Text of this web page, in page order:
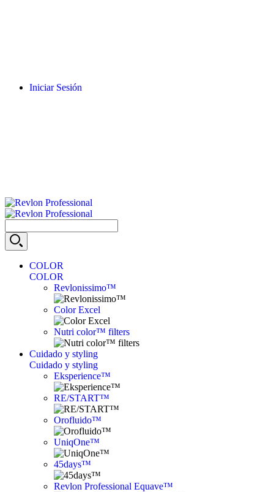
Iniciar Sesión
COLOR
COLOR
Revlonissimo™
Color Excel
Nutri color™ filters
Cuidado y styling
Cuidado y styling
Eksperience™
RE/START™
Orofluido™
UniqOne™
45days™
Revlon Professional Equave™